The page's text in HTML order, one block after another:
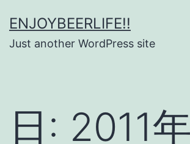
ン
テ
ENJOYBEERLIFE!!
Just another WordPress site
日: 2011